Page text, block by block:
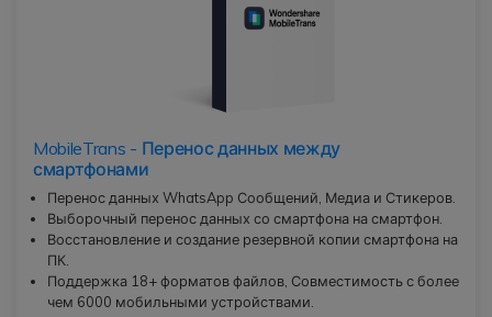
MobileTrans - Перенос данных между
смартфонами
Перенос данных WhatsApp Сообщений, Медиа и Стикеров.
Выборочный перенос данных со смартфона на смартфон.
Восстановление и создание резервной копии смартфона на
ПК.
Поддержка 18+ форматов файлов, Совместимость с более
чем 6000 мобильными устройствами.